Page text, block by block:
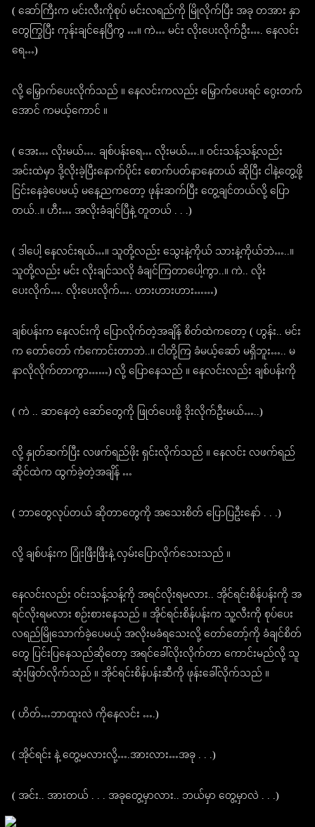
( ဆော်ကြီးက မင်းလီးကိုစုပ် မင်းလရည်ကို မြိုလိုက်ပြီး အခု တအား နှာ
တွေကြွပြီး ကုန်းချင်နေပြီကွ …။ ကဲ… မင်း လိုးပေးလိုက်ဦး…. နေလင်း
ရေ…)
လို့ မြှောက်ပေးလိုက်သည် ။ နေလင်းကလည်း မြှောက်ပေးရင် ဂွေးတက်
အောင် ကမယ့်ကောင် ။
( အေး… လိုးမယ်…. ချစ်ပန်းရေ… လိုးမယ်….။ ဝင်းသန့်သန့်လည်း
အင်းထဲမှာ ဒို့လိုးခဲ့ပြီးနောက်ပိုင်း စောက်ပတ်နာနေတယ် ဆိုပြီး ငါနဲ့တွေ့ဖို့
ငြင်းနေခဲ့ပေမယ့် မနေ့ညကတော့ ဖုန်းဆက်ပြီး တွေ့ချင်တယ်လို့ ပြော
တယ်..။ ဟီး… အလိုးခံချင်ပြီနဲ့ တူတယ် . . .)
( ဒါပေါ့ နေလင်းရယ်…။ သူတို့လည်း သွေးနဲ့ကိုယ် သားနဲ့ကိုယ်ဘဲ…..။
သူတို့လည်း မင်း လိုးချင်သလို ခံချင်ကြတာပေါ့ကွာ..။ ကဲ.. လိုး
ပေးလိုက်…. လိုးပေးလိုက်…. ဟားဟားဟား……)
ချစ်ပန်းက နေလင်းကို ပြောလိုက်တဲ့အချိန် စိတ်ထဲကတော့ ( ဟွန်း.. မင်း
က တော်တော် ကံကောင်းတာဘဲ..။ ငါတို့ကြ ခံမယ့်ဆော် မရှိဘူး….. မ
နာလိုလိုက်တာကွာ……) လို့ ပြောနေသည် ။ နေလင်းလည်း ချစ်ပန်းကို
( ကဲ .. ဆာနေတဲ့‌ ဆော်တွေကို ဖြုတ်ပေးဖို့ ဒိုးလိုက်ဦးမယ်…..)
လို့ နှုတ်ဆက်ပြီး လဖက်ရည်ဖိုး ရှင်းလိုက်သည် ။ နေလင်း လဖက်ရည်
ဆိုင်ထဲက ထွက်ခဲ့တဲ့အချိန် …
( ဘာတွေလုပ်တယ် ဆိုတာတွေကို အသေးစိတ် ပြောပြဦးနော် . . .)
လို့ ချစ်ပန်းက ပြုံးဖြီးဖြီးနဲ့ လှမ်းပြောလိုက်သေးသည် ။
နေလင်းလည်း ဝင်းသန့်သန့်ကို အရင်လိုးရမလား.. အိုင်ရင်းစိန်ပန်းကို အ
ရင်လိုးရမလား စဉ်းစားနေသည် ။ အိုင်ရင်းစိန်ပန်းက သူ့လီးကို စုပ်ပေး
လရည်မြိုသောက်ခဲ့ပေမယ့် အလိုးမခံရသေးလို့ တော်တော့်ကို ခံချင်စိတ်
တွေ ပြင်းပြနေသည်ဆိုတော့ အရင်ခေါ်လိုးလိုက်တာ ကောင်းမည်လို့ သူ
ဆုံးဖြတ်လိုက်သည် ။ အိုင်ရင်းစိန်ပန်းဆီကို ဖုန်းခေါ်လိုက်သည် ။
( ဟိတ်…ဘာထူးလဲ ကိုနေလင်း ….)
( အိုင်ရင်း နဲ့ တွေ့မလားလို့….အားလား…အခု . . .)
( အင်း.. အားတယ် . . . အခုတွေ့မှာလား.. ဘယ်မှာ တွေ့မှာလဲ . . .)